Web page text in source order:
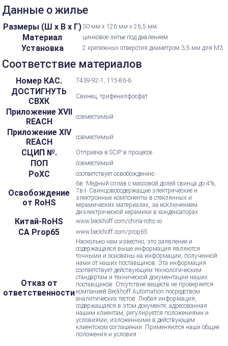
Данные о жилье
Размеры (Ш х В х Г) 30 мм х 126 мм х 26,5 мм
Материал цинковое литье под давлением
Установка 2 крепежных отверстия диаметром 3,5 мм для M3
Соответствие материалов
Номер КАС. 7439-92-1, 115-86-6
ДОСТИГНУТЬ
СВХК
Свинец, трифенилфосфат
Приложение XVII
REACH
совместимый
Приложение XIV
REACH
совместимый
СЦИП №. Отправка в SCIP в процессе
ПОП совместимый
РоХС соответствует освобождению
Освобождение
от RoHS
6в: Медный сплав с массовой долей свинца до 4%,
7в-I: Свинцовосодержащие электрические и
электронные компоненты в стеклянных и
керамических материалах, за исключением
диэлектрической керамики в конденсаторах.
Китай-RoHS www.beckhoff.com/china-rohs-io
CA Prop65 www.beckhoff.com/prop65
Отказ от
ответственности
Насколько нам известно, это заявление и
содержащаяся выше информация являются
точными и основаны на информации, полученной
нами от наших поставщиков. Эта информация
соответствует действующим технологическим
стандартам и технической документации наших
поставщиков. Отсутствие веществ не проверяется
компанией Beckhoff Automation посредством
аналитических тестов. Любая информация,
содержащаяся в этом документе, адресованная
нашим клиентам, регулируется положениями и
условиями, изложенными в действующем
клиентском соглашении. Применяются наши общие
положения и условия.